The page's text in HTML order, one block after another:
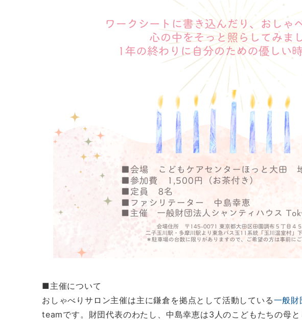
■主催について
おしゃべりサロン主催は主に鎌倉を拠点として活動している一般財
teamです。財団代表のわたし、中島幸恵は3人のこどもたちの母